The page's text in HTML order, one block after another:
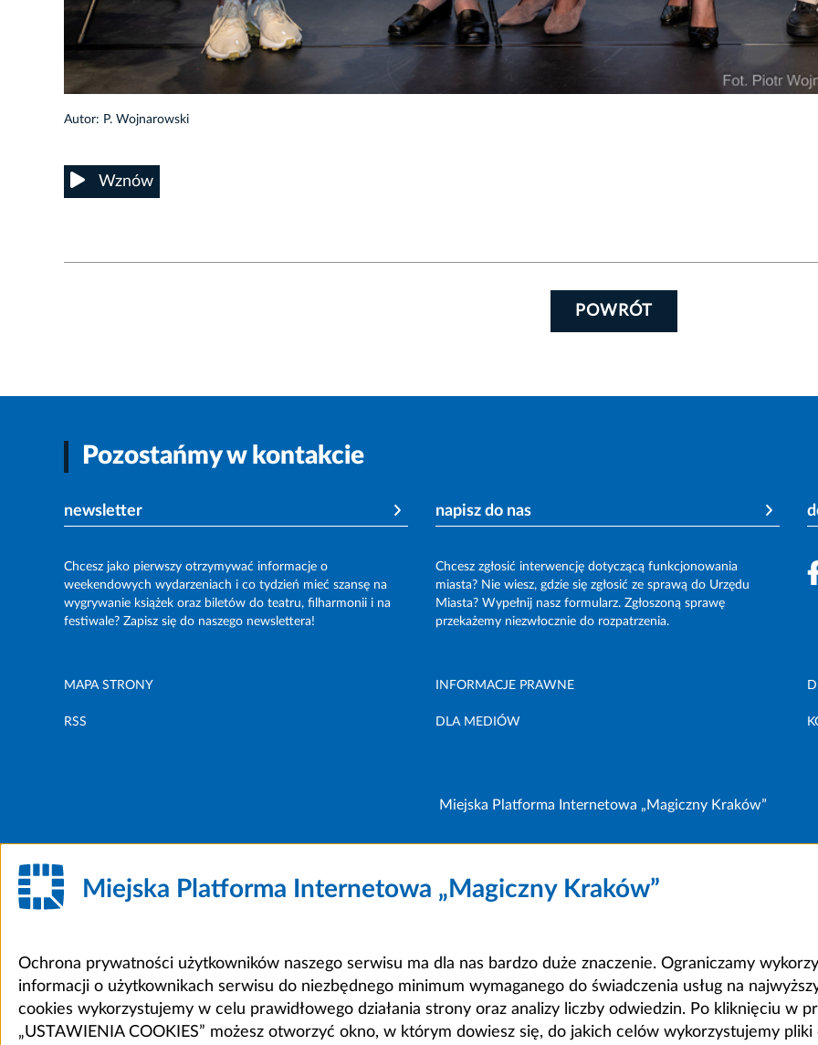
Autor: P. Wojnarowski
Wznów
POWRÓT
Pozostańmy w kontakcie
newsletter
Chcesz jako pierwszy otrzymywać informacje o
weekendowych wydarzeniach i co tydzień mieć szansę na
wygrywanie książek oraz biletów do teatru, filharmonii i na
festiwale? Zapisz się do naszego newslettera!
napisz do nas
Chcesz zgłosić interwencję dotyczącą funkcjonowania
miasta? Nie wiesz, gdzie się zgłosić ze sprawą do Urzędu
Miasta? Wypełnij nasz formularz. Zgłoszoną sprawę
przekażemy niezwłocznie do rozpatrzenia.
MAPA STRONY INFORMACJE PRAWNE
RSS DLA MEDIÓW
Miejska Platforma Internetowa „Magiczny Kraków”
Miejska Platforma Internetowa „Magiczny Kraków”
Ochrona prywatności użytkowników naszego serwisu ma dla nas bardzo duże znaczenie. Ograniczamy
informacji o użytkownikach serwisu do niezbędnego minimum wymaganego do świadczenia usług na
cookies wykorzystujemy w celu prawidłowego działania strony oraz analizy liczby odwiedzin. Po kliknięciu w
„USTAWIENIA COOKIES” możesz otworzyć okno, w którym dowiesz się, do jakich celów wykorzystujemy pliki